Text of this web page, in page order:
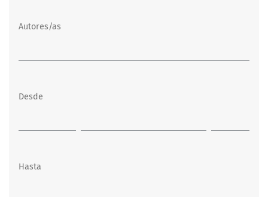
Autores/as
Desde
Hasta